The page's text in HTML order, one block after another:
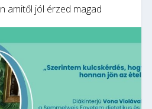
amitől jól érzed magad